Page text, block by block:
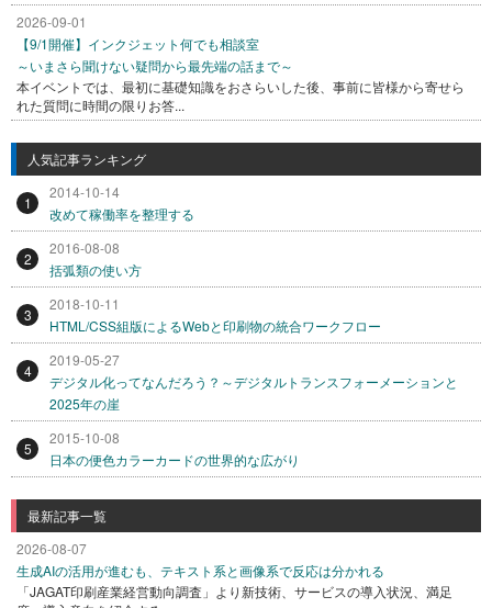
2026-09-01
【9/1開催】インクジェット何でも相談室
～いまさら聞けない疑問から最先端の話まで～
本イベントでは、最初に基礎知識をおさらいした後、事前に皆様から寄せら
れた質問に時間の限りお答...
人気記事ランキング
1
2014-10-14
改めて稼働率を整理する
2
2016-08-08
括弧類の使い方
3
2018-10-11
HTML/CSS組版によるWebと印刷物の統合ワークフロー
4
2019-05-27
デジタル化ってなんだろう？～デジタルトランスフォーメーションと
2025年の崖
5
2015-10-08
日本の便色カラーカードの世界的な広がり
最新記事一覧
2026-08-07
生成AIの活用が進むも、テキスト系と画像系で反応は分かれる
「JAGAT印刷産業経営動向調査」より新技術、サービスの導入状況、満足